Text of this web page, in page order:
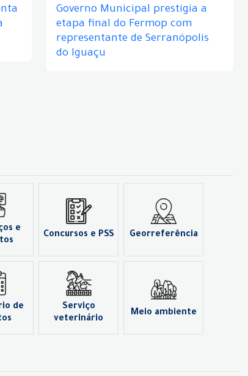
Governo Municipal prestigia a
etapa final do Fermop com
representante de Serranópolis
do Iguaçu
e
Concursos e PSS Georreferência
de
Serviço
veterinário
Meio ambiente